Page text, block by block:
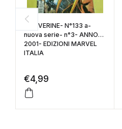
WOLVERINE- N°133 a-
nuova serie- n°3- ANNO
2001- EDIZIONI MARVEL
ITALIA
€4,99